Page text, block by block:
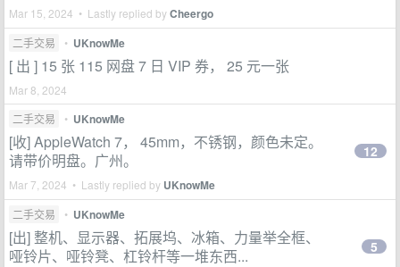
Mar 15, 2024 • Lastly replied byCheergo
二手交易 • UKnowMe
[ 出 ] 15 张 115 网盘 7 日 VIP 券， 25 元一张
Mar 8, 2024
二手交易
• UKnowMe
[收] AppleWatch 7， 45mm，不锈钢，颜色未定。
请带价明盘。广州。
Mar 7, 2024 • Lastly replied by UKnowMe
12
二手交易 • UKnowMe
[出] 整机、显示器、拓展坞、冰箱、力量举全框、
哑铃片、哑铃凳、杠铃杆等一堆东西...
5